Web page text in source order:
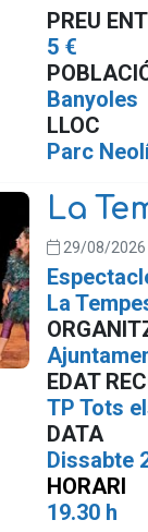
PREU
5 €
Banyoles
LLOC
Parc
La
29/08/2026
La
EDAT
TP Tots
DATA
Dissabte
HORARI
19.30 h